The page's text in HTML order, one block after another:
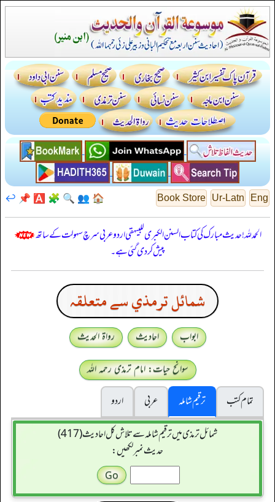
Eng
Ur-Latn
Book Store
🏠
👥
🔍
🧩
🅰️
📌
↩️
الحمدللہ! حدیث مبارک کی کتاب السنن الكبرى للبيهقي اردو عربی سرچ سہولت کے ساتھ
پیش کر دی گئی ہے۔
شمائل ترمذي سے متعلقہ
ابواب احادیث
رواۃ الحدیث
سوانح حیات: امام ترمذی رحمہ اللہ
تمام کتب
ترقیم شاملہ عربی
اردو
شمائل ترمذی میں ترقیم شاملہ سے تلاش کل احادیث (417)
حدیث نمبر لکھیں: